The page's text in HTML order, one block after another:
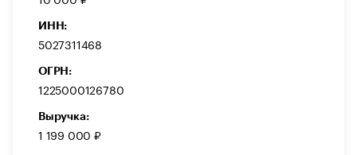
ИНН:
5027311468
ОГРН:
1225000126780
Выручка:
1 199 000 ₽